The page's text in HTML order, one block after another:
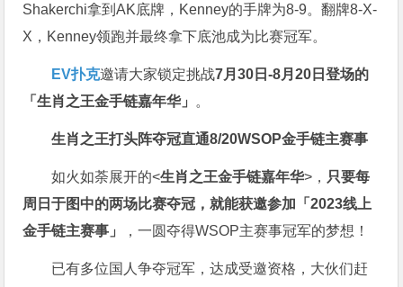
Shakerchi拿到AK底牌，Kenney的手牌为8-9。翻牌8-X-
X，Kenney领跑并最终拿下底池成为比赛冠军。
EV扑克邀请大家锁定挑战7月30日-8月20日登场的
「生肖之王金手链嘉年华」 。
生肖之王打头阵夺冠直通8/20WSOP金手链主赛事
如火如荼展开的<生肖之王金手链嘉年华>， 只要每
周日于图中的两场比赛夺冠，就能获邀参加「2023线上
金手链主赛事」
，一圆夺得WSOP主赛事冠军的梦想！
已有多位国人争夺冠军，达成受邀资格，大伙们赶